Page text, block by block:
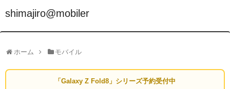
shimajiro@mobiler
ホーム モバイル
「Galaxy Z Fold8」シリーズ予約受付中